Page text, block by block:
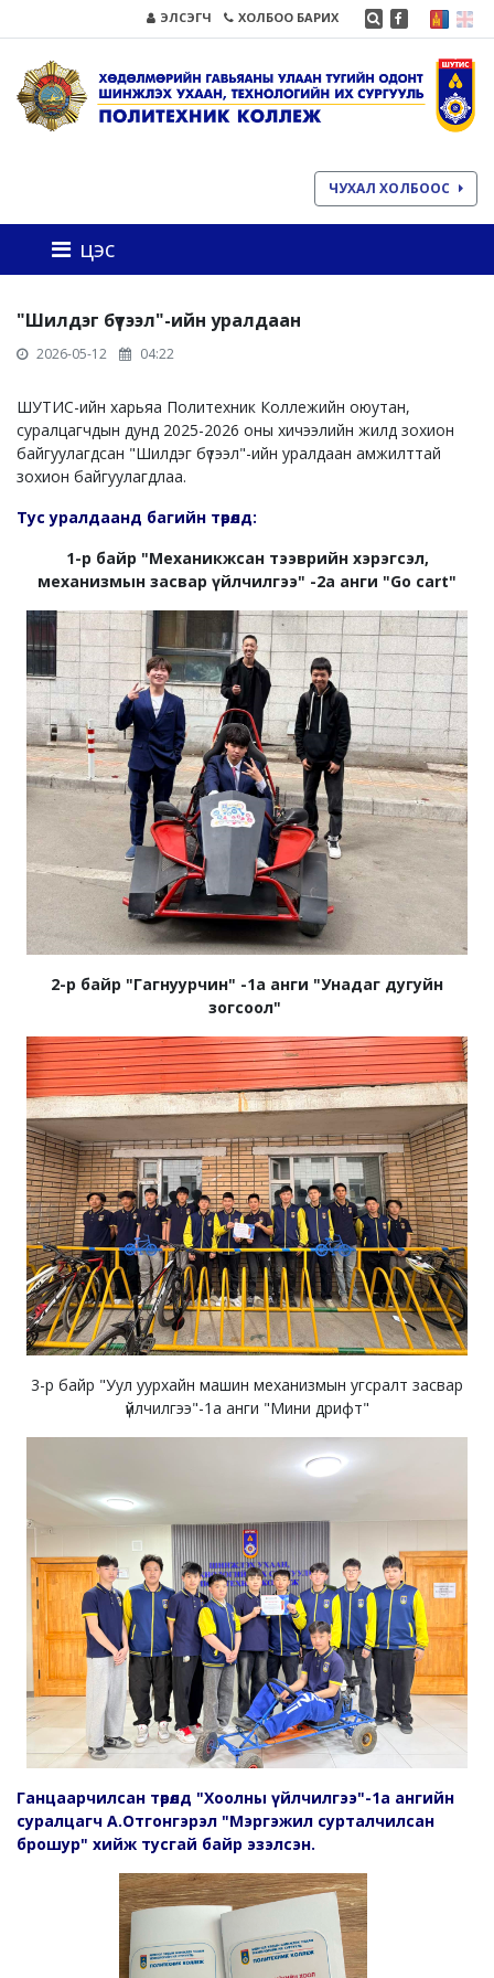
ЭЛСЭГЧ ХОЛБОО БАРИХ
ЧУХАЛ ХОЛБООС
цэс
"Шилдэг бүтээл"-ийн уралдаан
2026-05-12 04:22
ШУТИС-ийн харьяа Политехник Коллежийн оюутан,
суралцагчдын дунд 2025-2026 оны хичээлийн жилд зохион
байгуулагдсан "Шилдэг бүтээл"-ийн уралдаан амжилттай
зохион байгуулагдлаа.
Тус уралдаанд багийн төрөлд:
1-р байр "Механикжсан тээврийн хэрэгсэл,
механизмын засвар үйлчилгээ" -2а анги "Go cart"
2-р байр "Гагнуурчин" -1а анги "Унадаг дугуйн
зогсоол"
3-р байр "Уул уурхайн машин механизмын угсралт засвар
үйлчилгээ"-1а анги "Мини дрифт"
Ганцаарчилсан төрөлд "Хоолны үйлчилгээ"-1а ангийн
суралцагч А.Отгонгэрэл "Мэргэжил сурталчилсан
брошур" хийж тусгай байр эзэлсэн.